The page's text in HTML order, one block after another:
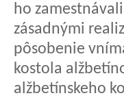
ho
zásadnými
pôsobenie
kostola
alžbetínskeho